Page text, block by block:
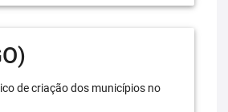
de criação dos municípios no